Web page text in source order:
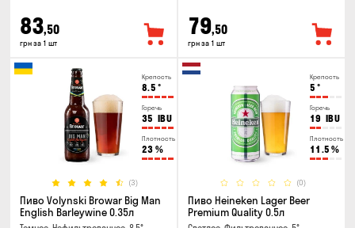
83,50
грн за 1 шт
79,50
грн за 1 шт
Крепость
8.5 °
Горечь
35 IBU
Плотность
23 %
(3)
Пиво Volynski Browar Big Man
English Barleywine 0.35л
Крепость
5 °
Горечь
19 IBU
Плотность
11.5 %
(0)
Пиво Heineken Lager Beer
Premium Quality 0.5л